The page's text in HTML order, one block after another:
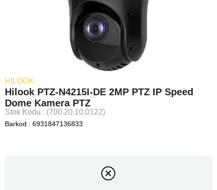
HILOOK
Hilook PTZ-N4215I-DE 2MP PTZ IP Speed
Dome Kamera PTZ
Stok Kodu (700.20.10.0122)
Barkod : 6931847136833